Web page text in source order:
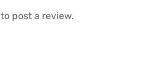
to post a review.